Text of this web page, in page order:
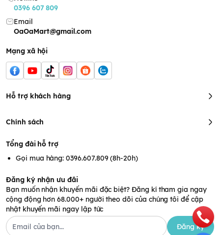
- Tăm bông được làm bằng bông hoàn toàn tự nhiên, an toàn
tuyệt đối cho bé.
– Bông tăm có độ đàn hồi cao, thấp hút bụi bẩn, dầu mỡ gấp 5
0396 607 809
Email
OaOaMart@gmail.com
Mạng xã hội
Hỗ trợ khách hàng
Chính sách
Tổng đài hỗ trợ
Gọi mua hàng: 0396.607.809 (8h-20h)
Đăng ký nhận ưu đãi
Bạn muốn nhận khuyến mãi đặc biệt? Đăng kí tham gia ngay
cộng động hơn 68.000+ người theo dõi của chúng tôi để cập
nhật khuyến mãi ngay lập tức
Đăng ký